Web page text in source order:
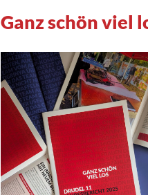
Ganz schön viel